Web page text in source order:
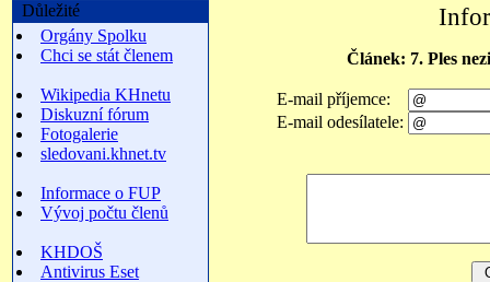
Důležité
Orgány Spolku
Chci se stát členem
Wikipedia KHnetu
Diskuzní fórum
Fotogalerie
sledovani.khnet.tv
Informace o FUP
Vývoj počtu členů
KHDOŠ
Antivirus Eset
Článek: 7. Ples
E-mail příjemce:
E-mail odesílatele: